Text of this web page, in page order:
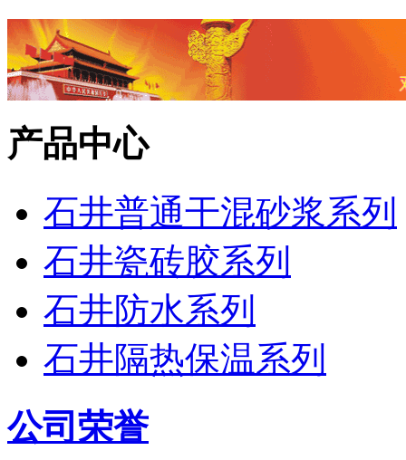
产品中心
石井普通干混砂浆系列
石井瓷砖胶系列
石井防水系列
石井隔热保温系列
公司荣誉